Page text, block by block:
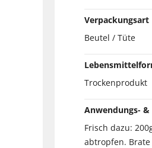
Verpackungsart
Beutel / Tüte
Trockenprodukt
Anwendungs-
Frisch dazu:
abtropfen. Brate